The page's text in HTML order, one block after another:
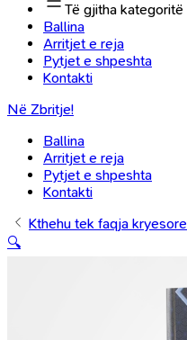
Të gjitha kategoritë
Ballina
Arritjet e reja
Pytjet e shpeshta
Kontakti
Në Zbritje!
Ballina
Arritjet e reja
Pytjet e shpeshta
Kontakti
Kthehu tek faqja kryesore
🔍